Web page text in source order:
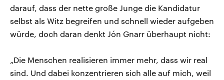
darauf, dass der nette große Junge die Kandidatur
selbst als Witz begreifen und schnell wieder aufgeben
würde, doch daran denkt Jón Gnarr überhaupt nicht:
„Die Menschen realisieren immer mehr, dass wir real
sind. Und dabei konzentrieren sich alle auf mich, weil